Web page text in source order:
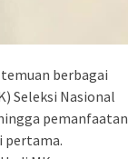
berbagai
Seleksi Nasional
pemanfaatan
pertama.